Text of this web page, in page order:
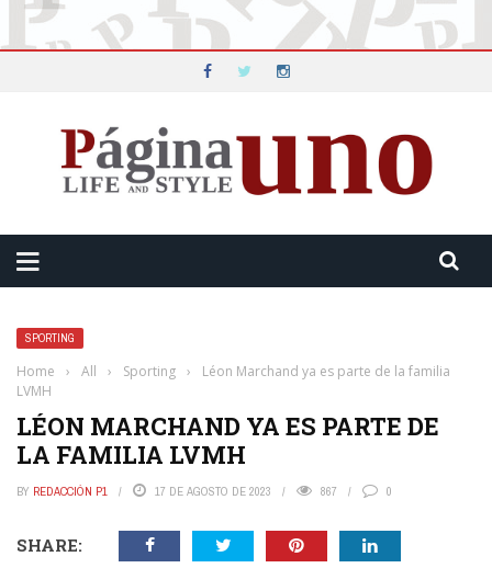
SPORTING
Home › All › Sporting ›
Léon Marchand ya es parte de la familia
LVMH
LÉON MARCHAND YA ES PARTE DE
LA FAMILIA LVMH
BY REDACCIÓN P1 17 DE AGOSTO DE 2023 867 0
SHARE: